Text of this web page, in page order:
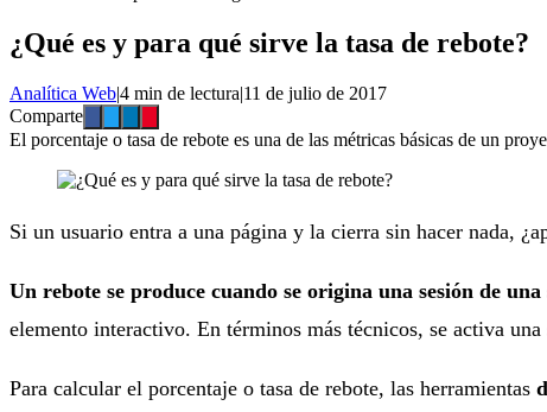
¿Qué es y para qué sirve la tasa de rebote?
Analítica Web|4 min de lectura|11 de julio de 2017
Comparte
El porcentaje o tasa de rebote es una de las métricas básicas de un
Si un usuario entra a una página y la cierra sin hacer nada,
Un rebote se produce cuando se origina una sesión de
elemento interactivo. En términos más técnicos, se activa
Para calcular el porcentaje o tasa de rebote, las herramientas